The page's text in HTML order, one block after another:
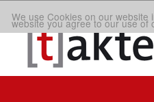
We use Cookies on our
website you agree to our use of